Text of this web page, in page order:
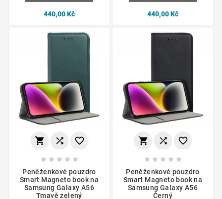
440,00 Kč 440,00 Kč
  
    
Peněženkové pouzdro
Smart Magneto book na
Samsung Galaxy A56
Tmavě zelený
  
    
Peněženkové pouzdro
Smart Magneto book na
Samsung Galaxy A56
Černý